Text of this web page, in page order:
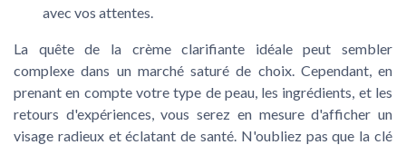
avec vos attentes.
La quête de la crème clarifiante idéale peut sembler
complexe dans un marché saturé de choix. Cependant, en
prenant en compte votre type de peau, les ingrédients, et les
retours d'expériences, vous serez en mesure d'afficher un
visage radieux et éclatant de santé. N'oubliez pas que la clé